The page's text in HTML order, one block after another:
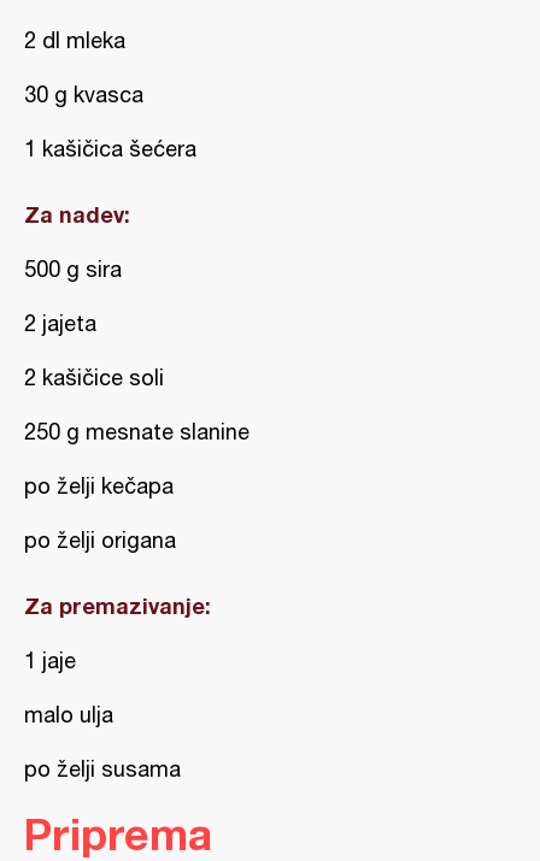
2 dl mleka
30 g kvasca
1 kašičica šećera
Za nadev:
500 g sira
2 jajeta
2 kašičice soli
250 g mesnate slanine
po želji kečapa
po želji origana
Za premazivanje:
1 jaje
malo ulja
po želji susama
Priprema